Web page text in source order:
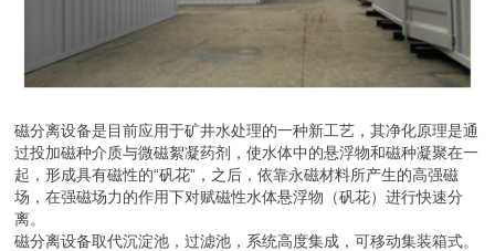
磁分离设备是目前应用于矿井水处理的一种新工艺，其净化原理是通
过投加磁种介质与微磁絮凝药剂，使水体中的悬浮物和磁种凝聚在一
起，形成具有磁性的“矾花”，之后，依靠永磁材料所产生的高强磁
场，在强磁场力的作用下对赋磁性水体悬浮物（矾花）进行快速分
离。
磁分离设备取代沉淀池，过滤池，系统高度集成，可移动集装箱式。